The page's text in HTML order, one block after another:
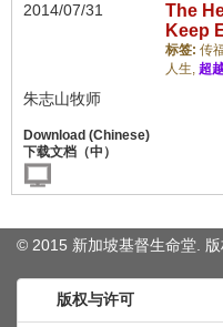
2014/07/31
The
Keep
标签: 传
人生, 超
朱志山牧师
© 2015 新加坡基督生命堂. 版
版权与许可